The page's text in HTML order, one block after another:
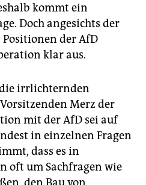
kommt ein
Doch angesichts der
der AfD
klar aus.
irrlichternden
Merz der
mit der AfD sei auf
in einzelnen Fragen
dass es in
oft um Sachfragen wie